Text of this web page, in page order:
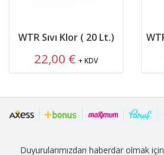
WTR Sıvı Klor ( 20 Lt.)
22,00 € + KDV
Duyurularımızdan haberdar olmak